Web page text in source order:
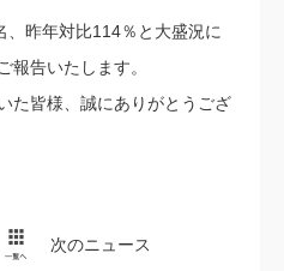
昨年対比114％と大盛況に
報告いたします。
た皆様、誠にありがとうござ
次のニュース